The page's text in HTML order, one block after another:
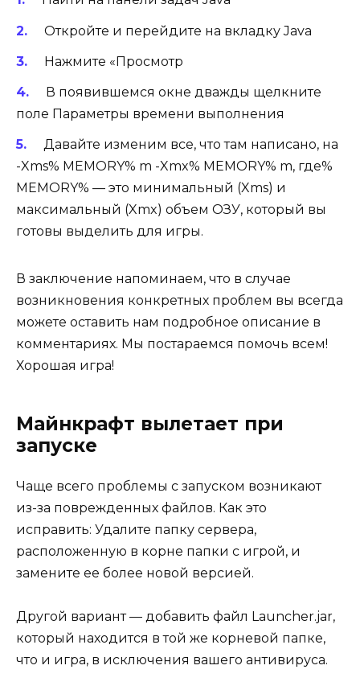
Откройте и перейдите на вкладку Java
Нажмите «Просмотр
В появившемся окне дважды щелкните
поле Параметры времени выполнения
Давайте изменим все, что там написано, на
-Xms% MEMORY% m -Xmx% MEMORY% m, где%
MEMORY% — это минимальный (Xms) и
максимальный (Xmx) объем ОЗУ, который вы
готовы выделить для игры.
В заключение напоминаем, что в случае
возникновения конкретных проблем вы всегда
можете оставить нам подробное описание в
комментариях. Мы постараемся помочь всем!
Хорошая игра!
Майнкрафт вылетает при
запуске
Чаще всего проблемы с запуском возникают
из-за поврежденных файлов. Как это
исправить: Удалите папку сервера,
расположенную в корне папки с игрой, и
замените ее более новой версией.
Другой вариант — добавить файл Launcher.jar,
который находится в той же корневой папке,
что и игра, в исключения вашего антивируса.